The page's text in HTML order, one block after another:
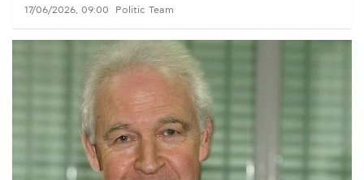
17/06/2026, 09:00 Politic Team